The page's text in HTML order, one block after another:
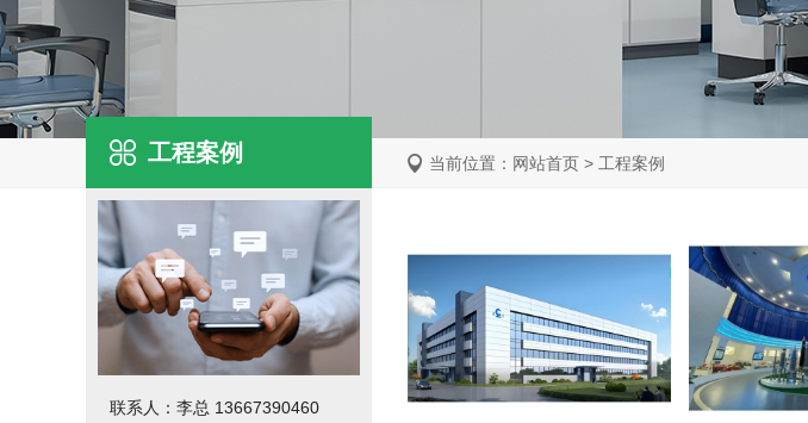
当前位置： 网站首页 > 工程案例
工程案例
联系人：李总 13667390460